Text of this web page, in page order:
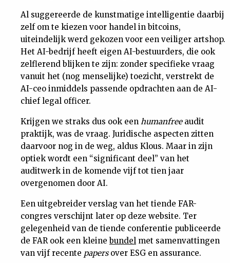
Al suggereerde de kunstmatige intelligentie daarbij
zelf om te kiezen voor handel in bitcoins,
uiteindelijk werd gekozen voor een veiliger artshop.
Het AI-bedrijf heeft eigen AI-bestuurders, die ook
zelflerend blijken te zijn: zonder specifieke vraag
vanuit het (nog menselijke) toezicht, verstrekt de
AI-ceo inmiddels passende opdrachten aan de AI-
chief legal officer.
Krijgen we straks dus ook een humanfreeaudit
praktijk, was de vraag. Juridische aspecten zitten
daarvoor nog in de weg, aldus Klous. Maar in zijn
optiek wordt een “significant deel” van het
auditwerk in de komende vijf tot tien jaar
overgenomen door AI.
Een uitgebreider verslag van het tiende FAR-
congres verschijnt later op deze website. Ter
gelegenheid van de tiende conferentie publiceerde
de FAR ook een kleine bundel met samenvattingen
van vijf recente papersover ESG en assurance.